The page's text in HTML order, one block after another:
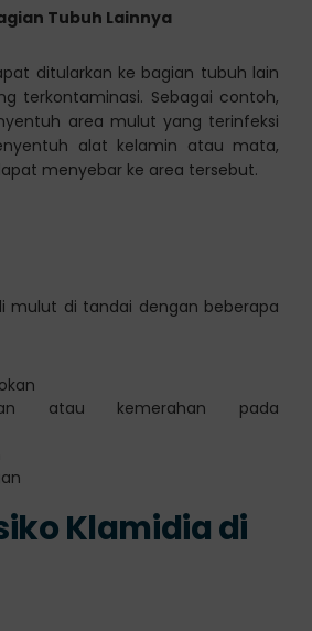
Tubuh Lainnya
ditularkan ke bagian tubuh lain
terkontaminasi. Sebagai contoh,
area mulut yang terinfeksi
alat kelamin atau mata,
menyebar ke area tersebut.
mulut di tandai dengan beberapa
atau kemerahan pada
Klamidia di